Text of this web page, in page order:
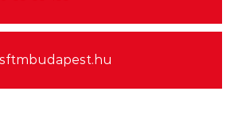
a Billboard csúcsára